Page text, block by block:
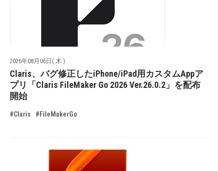
2026年08月06日( 木 )
Claris、バグ修正したiPhone/iPad用カスタムAppア
プリ「Claris FileMaker Go 2026 Ver.26.0.2」を配布
開始
#Claris #FileMakerGo